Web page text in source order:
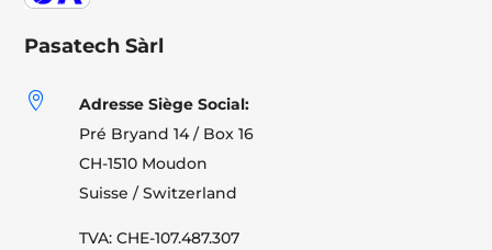
Pasatech Sàrl

Adresse Siège Social:
Pré Bryand 14 / Box 16
CH-1510 Moudon
Suisse / Switzerland
TVA: CHE-107.487.307